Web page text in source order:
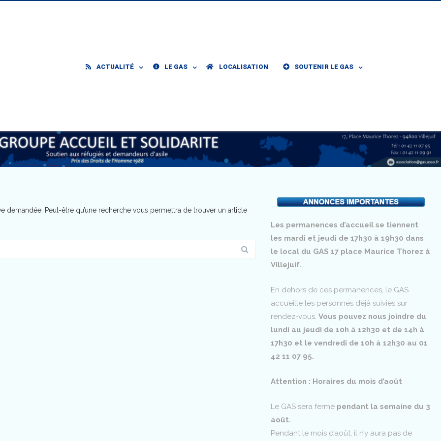
ACTUALITÉ LE GAS LOCALISATION SOUTENIR LE GAS
demandée. Peut-être qu’une recherche vous permettra de trouver un article
Les permanences d’accueil se tiennent
les mardi et jeudi de 17h30 à 19h30 dans
le local du GAS 17 place Maurice Thorez à
Villejuif.
En dehors de ces permanences, le GAS
accueille les personnes déjà suivies sur
rendez-vous. Vous pouvez nous joindre du
lundi au jeudi de 10h à 12h30 et de 14h à
17h30 et le vendredi de 10h à 12h30 au 01
42 11 07 95.
Attention : Horaires du mois d’août
Le GAS sera fermé pendant la semaine du 3
août.
Pendant le mois d’août, il n’y aura pas de